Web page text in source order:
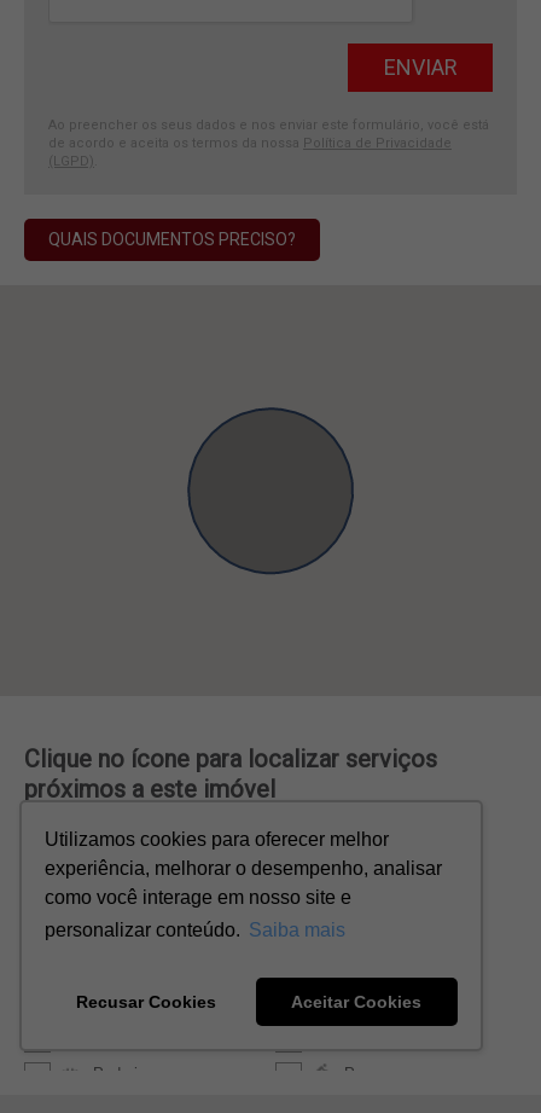
Ao preencher os seus dados e nos enviar este formulário, você está
de acordo e aceita os termos da nossa Política de Privacidade
(LGPD)
QUAIS DOCUMENTOS PRECISO?